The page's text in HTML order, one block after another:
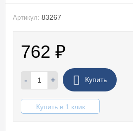
Артикул: 83267
762 ₽
- + Купить
Купить в 1 клик